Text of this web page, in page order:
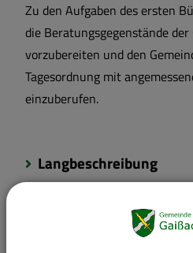
Zu den Aufgaben des ersten
die Beratungsgegenstände
vorzubereiten und den
Tagesordnung mit
einzuberufen.
Langbeschreibung